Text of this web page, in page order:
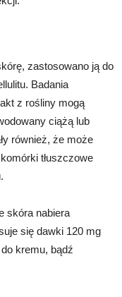
zastosowano ją do
Badania
z rośliny mogą
ciążą lub
również, że może
tłuszczowe
skóra nabiera
się dawki 120 mg
kremu, bądź